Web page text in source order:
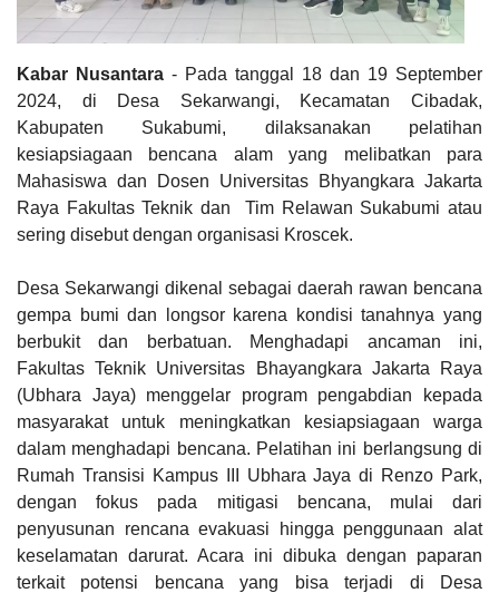
Kabar Nusantara - Pada tanggal 18 dan 19 September
2024, di Desa Sekarwangi, Kecamatan Cibadak,
Kabupaten Sukabumi, dilaksanakan pelatihan
kesiapsiagaan bencana alam yang melibatkan para
Mahasiswa dan Dosen Universitas Bhyangkara Jakarta
Raya Fakultas Teknik dan Tim Relawan Sukabumi atau
sering disebut dengan organisasi Kroscek.
Desa Sekarwangi dikenal sebagai daerah rawan bencana
gempa bumi dan longsor karena kondisi tanahnya yang
berbukit dan berbatuan. Menghadapi ancaman ini,
Fakultas Teknik Universitas Bhayangkara Jakarta Raya
(Ubhara Jaya) menggelar program pengabdian kepada
masyarakat untuk meningkatkan kesiapsiagaan warga
dalam menghadapi bencana. Pelatihan ini berlangsung di
Rumah Transisi Kampus III Ubhara Jaya di Renzo Park,
dengan fokus pada mitigasi bencana, mulai dari
penyusunan rencana evakuasi hingga penggunaan alat
keselamatan darurat. Acara ini dibuka dengan paparan
terkait potensi bencana yang bisa terjadi di Desa